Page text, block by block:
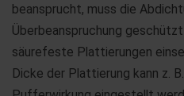
beansprucht, muss die
Überbeanspruchung
säurefeste Plattierungen
Dicke der Plattierung kann z.